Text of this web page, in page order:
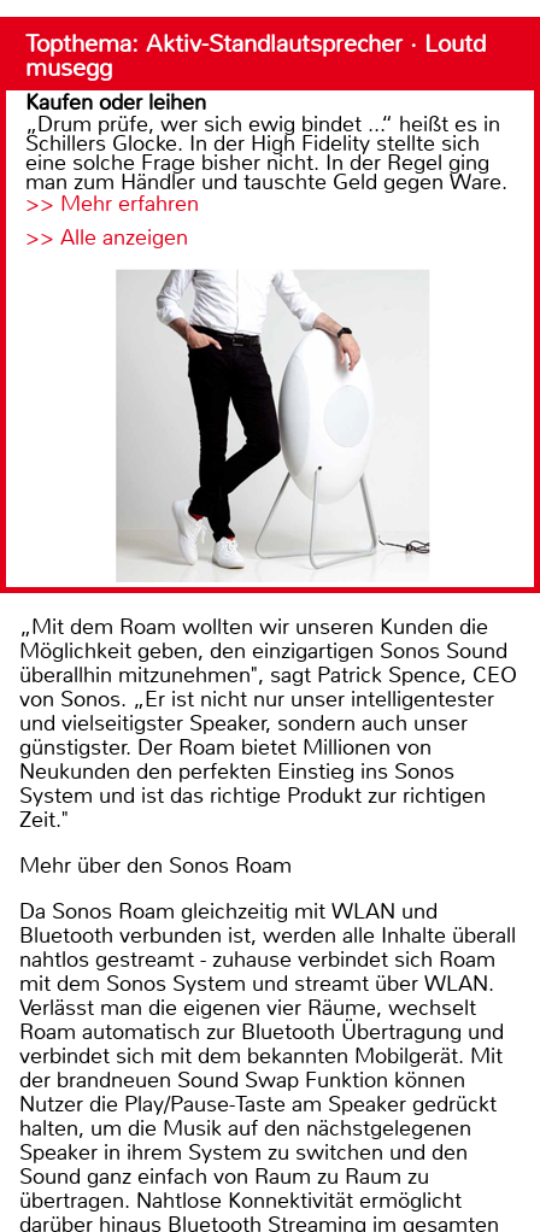
Topthema: Aktiv-Standlautsprecher · Loutd
musegg
Kaufen oder leihen
„Drum prüfe, wer sich ewig bindet ...“ heißt es in
Schillers Glocke. In der High Fidelity stellte sich
eine solche Frage bisher nicht. In der Regel ging
man zum Händler und tauschte Geld gegen Ware.
>> Mehr erfahren
>> Alle anzeigen
„Mit dem Roam wollten wir unseren Kunden die
Möglichkeit geben, den einzigartigen Sonos Sound
überallhin mitzunehmen", sagt Patrick Spence, CEO
von Sonos. „Er ist nicht nur unser intelligentester
und vielseitigster Speaker, sondern auch unser
günstigster. Der Roam bietet Millionen von
Neukunden den perfekten Einstieg ins Sonos
System und ist das richtige Produkt zur richtigen
Zeit."
Mehr über den Sonos Roam
Da Sonos Roam gleichzeitig mit WLAN und
Bluetooth verbunden ist, werden alle Inhalte überall
nahtlos gestreamt - zuhause verbindet sich Roam
mit dem Sonos System und streamt über WLAN.
Verlässt man die eigenen vier Räume, wechselt
Roam automatisch zur Bluetooth Übertragung und
verbindet sich mit dem bekannten Mobilgerät. Mit
der brandneuen Sound Swap Funktion können
Nutzer die Play/Pause-Taste am Speaker gedrückt
halten, um die Musik auf den nächstgelegenen
Speaker in ihrem System zu switchen und den
Sound ganz einfach von Raum zu Raum zu
übertragen. Nahtlose Konnektivität ermöglicht
darüber hinaus Bluetooth Streaming im gesamten